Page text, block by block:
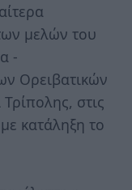
μελών του
-
Ορειβατικών
στις
κατάληξη το